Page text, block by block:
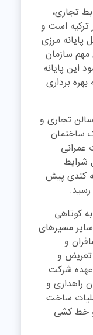
تجاری،
ترکیه است و
مرزی
مهم سازمان
این پایانه
برداری
تجاری و
ساختمان
عمرانی
شرایط
کندی پیش
رسید.
کوتاهی
با سایر مسیرهای
و
تعریض و
شرکت
راهداری و
ساخت
خط کشی